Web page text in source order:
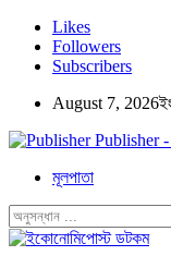
Likes
Followers
Subscribers
August 7,
Publisher
মূলপাতা